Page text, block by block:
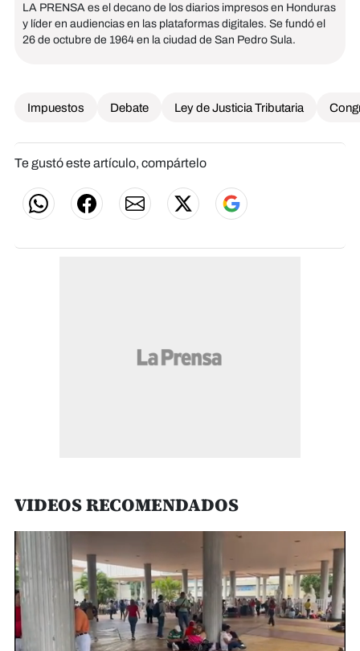
LA PRENSA es el decano de los diarios impresos en Honduras
y líder en audiencias en las plataformas digitales. Se fundó el
26 de octubre de 1964 en la ciudad de San Pedro Sula.
Impuestos Debate Ley de Justicia Tributaria
Te gustó este artículo, compártelo
VIDEOS RECOMENDADOS